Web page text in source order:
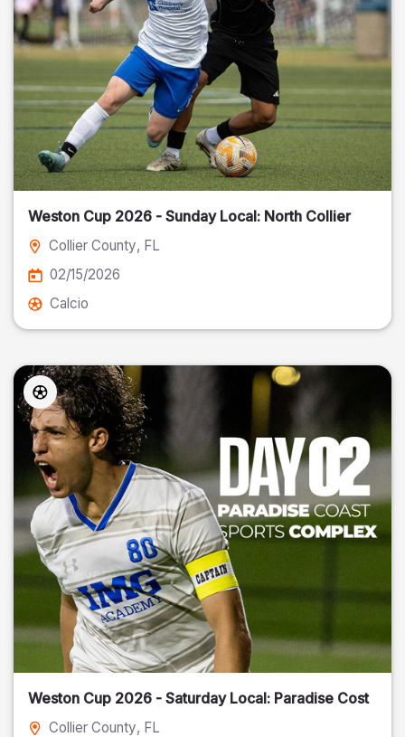
Weston Cup 2026 - Sunday Local: North Collier
Collier County, FL
02/15/2026
Calcio
Weston Cup 2026 - Saturday Local: Paradise Cost
Collier County, FL